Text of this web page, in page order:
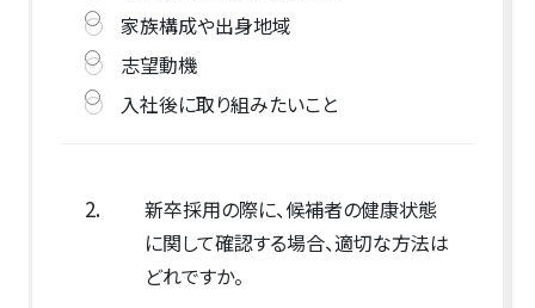
家族構成や出身地域
志望動機
入社後に取り組みたいこと
2.
新卒採用の際に、候補者の健康状態
に関して確認する場合、適切な方法は
どれですか。